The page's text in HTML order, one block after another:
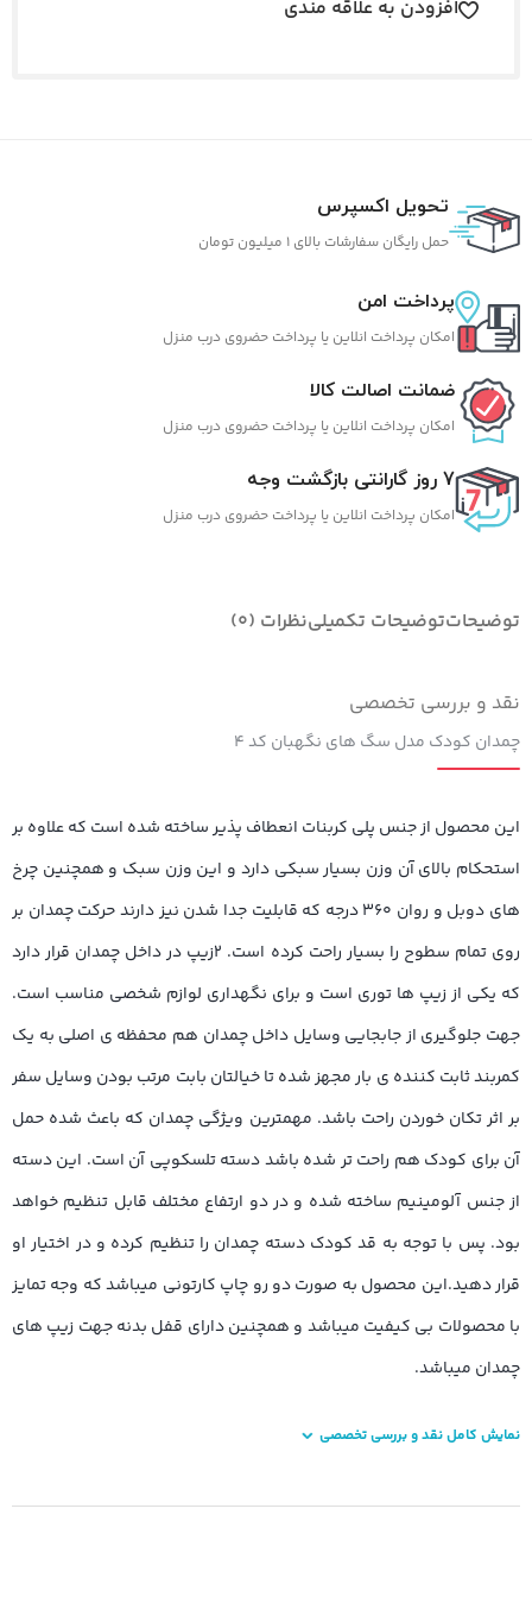
افزودن به علاقه مندی
تحویل اکسپرس
حمل رایگان سفارشات بالای 1 میلیون تومان
پرداخت امن
امکان پرداخت انلاین یا پرداخت حضروی درب منزل
ضمانت اصالت کالا
امکان پرداخت انلاین یا پرداخت حضروی درب منزل
7 روز گارانتی بازگشت وجه
امکان پرداخت انلاین یا پرداخت حضروی درب منزل
توضیحاتتوضیحات تکمیلینظرات (0)
نقد و بررسی تخصصی
چمدان کودک مدل سگ های نگهبان کد ۴
این محصول از جنس پلی کربنات انعطاف پذیر ساخته شده است که علاوه بر
استحکام بالای آن وزن بسیار سبکی دارد و این وزن سبک و همچنین چرخ
های دوبل و روان ۳۶۰ درجه که قابلیت جدا شدن نیز دارند حرکت چمدان بر
روی تمام سطوح را بسیار راحت کرده است. ۲زیپ در داخل چمدان قرار دارد
که یکی از زیپ ها توری است و برای نگهداری لوازم شخصی مناسب است.
جهت جلوگیری از جابجایی وسایل داخل چمدان هم محفظه ی اصلی به یک
کمربند ثابت کننده ی بار مجهز شده تا خیالتان بابت مرتب بودن وسایل سفر
بر اثر تکان خوردن راحت باشد. مهمترین ویژگی چمدان که باعث شده حمل
آن برای کودک هم راحت تر شده باشد دسته تلسکوپی آن است. این دسته
از جنس آلومینیم ساخته شده و در دو ارتفاع مختلف قابل تنظیم خواهد
بود. پس با توجه به قد کودک دسته چمدان را تنظیم کرده و در اختیار او
قرار دهید.این محصول به صورت دو رو چاپ کارتونی میباشد که وجه تمایز
با محصولات بی کیفیت میباشد و همچنین دارای قفل بدنه جهت زیپ های
چمدان میباشد.
نمایش کامل نقد و بررسی تخصصی